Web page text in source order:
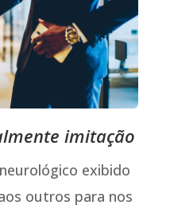
imitação
exibido
outros para nos